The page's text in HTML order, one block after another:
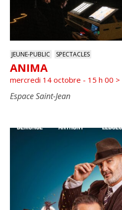
JEUNE-PUBLIC SPECTACLES
ANIMA
mercredi 14 octobre - 15 h 00 >
Espace Saint-Jean